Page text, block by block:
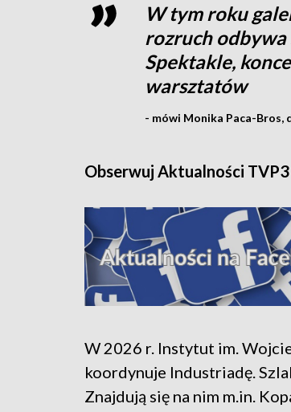
W tym roku
rozruch odbywa
Spektakle,
warsztatów
- mówi Monika Paca-Bros,
Obserwuj Aktualności
W 2026 r. Instytut im.
koordynuje Industriadę.
Znajdują się na nim m.in.